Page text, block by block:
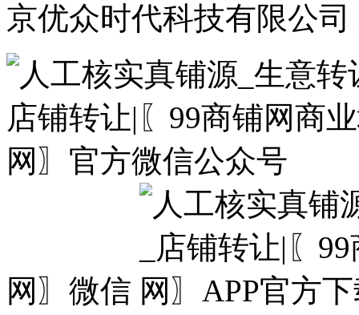
京优众时代科技有限公
网〗微信